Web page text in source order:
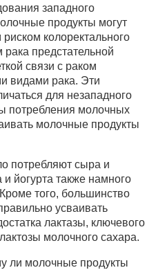
западного
продукты могут
колоректального
предстательной
связи с раком
видами рака. Эти
для незападного
потребления молочных
молочные продукты
потребляют сыра и
йогурта также намного
того, большинство
усваивать
лактазы, ключевого
молочного сахара.
ли молочные продукты